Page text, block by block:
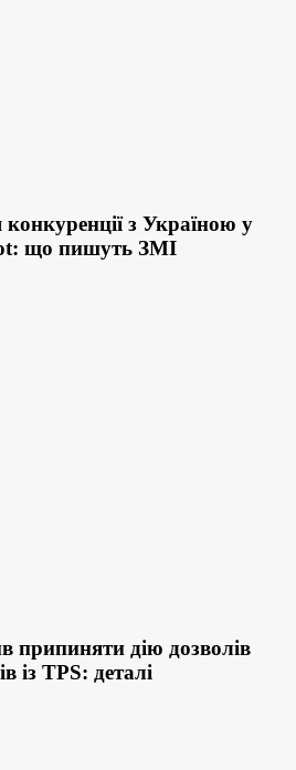
з Україною у
що пишуть ЗМІ
дію дозволів
із TPS: деталі